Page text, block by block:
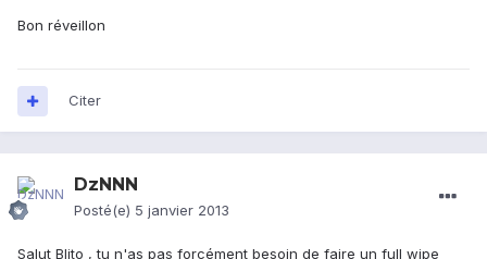
Bon réveillon
Citer
DzNNN
Posté(e) 5 janvier 2013
Salut Blito , tu n'as pas forcément besoin de faire un full wipe